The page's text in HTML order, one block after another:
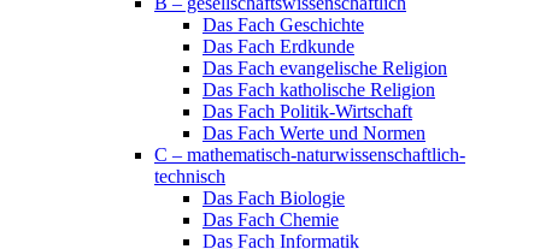
Das Fach Geschichte
Das Fach Erdkunde
Das Fach evangelische Religion
Das Fach katholische Religion
Das Fach Politik-Wirtschaft
Das Fach Werte und Normen
C – mathematisch-naturwissenschaftlich-
technisch
Das Fach Biologie
Das Fach Chemie
Das Fach Informatik